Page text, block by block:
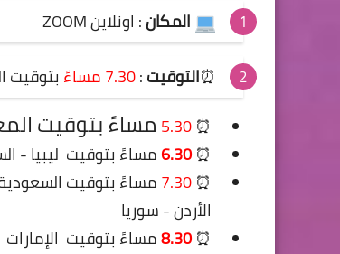
المكان: اونلاين ZOOM
⏰التوقيت:
7.30مساءً بتوقيت
⏰
5.30 مساءً بتوقيت
⏰
6.30مساءً بتوقيت ليبيا -
⏰
7.30مساءً بتوقيت
الأردن - سوريا
⏰
8.30مساءً بتوقيت الإمارات